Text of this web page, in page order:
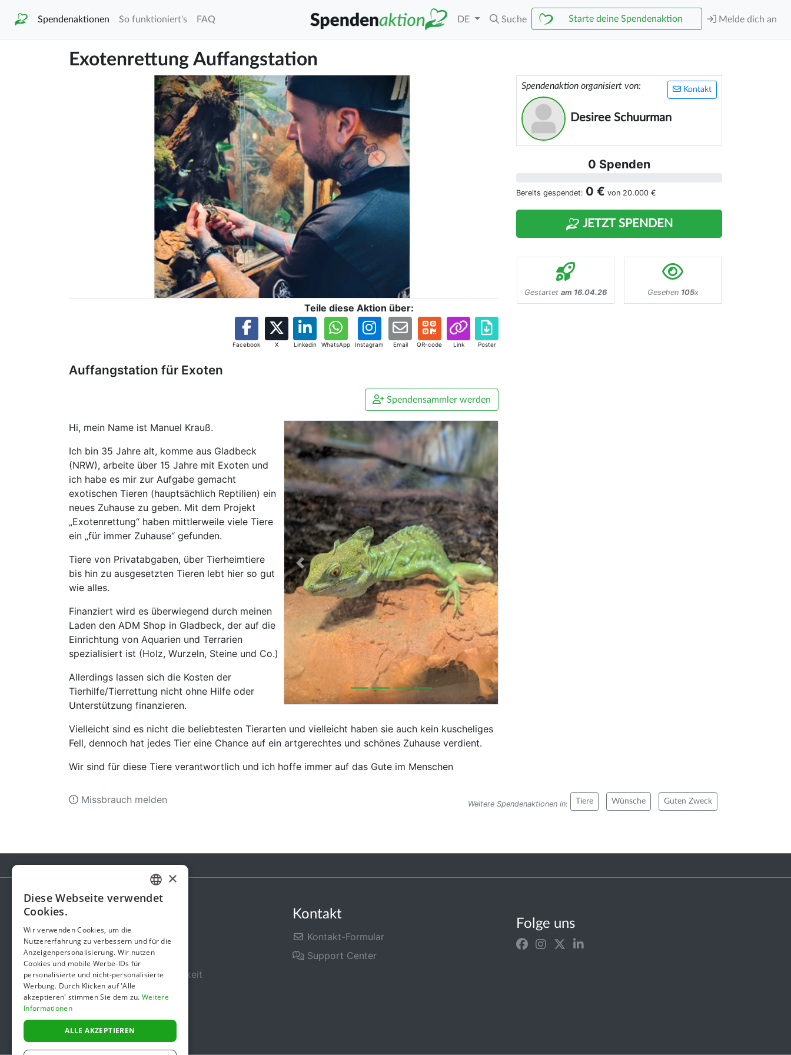
Spendenaktionen So funktioniert's FAQ DE Suche Starte deine Spendenaktion Melde dich an
Exotenrettung Auffangstation
Teile diese Aktion über:
Facebook X Linkedin WhatsApp Instagram Email QR-code Link Poster
Auffangstation für Exoten
Spendensammler werden
Previous Next
Hi, mein Name ist Manuel Krauß.
Ich bin 35 Jahre alt, komme aus Gladbeck
(NRW), arbeite über 15 Jahre mit Exoten und
ich habe es mir zur Aufgabe gemacht
exotischen Tieren (hauptsächlich Reptilien) ein
neues Zuhause zu geben. Mit dem Projekt
„Exotenrettung“ haben mittlerweile viele Tiere
ein „für immer Zuhause“ gefunden.
Tiere von Privatabgaben, über Tierheimtiere
bis hin zu ausgesetzten Tieren lebt hier so gut
wie alles.
Finanziert wird es überwiegend durch meinen
Laden den ADM Shop in Gladbeck, der auf die
Einrichtung von Aquarien und Terrarien
spezialisiert ist (Holz, Wurzeln, Steine und Co.)
Allerdings lassen sich die Kosten der
Tierhilfe/Tierrettung nicht ohne Hilfe oder
Unterstützung finanzieren.
Vielleicht sind es nicht die beliebtesten Tierarten und vielleicht haben sie auch kein kuscheliges
Fell, dennoch hat jedes Tier eine Chance auf ein artgerechtes und schönes Zuhause verdient.
Wir sind für diese Tiere verantwortlich und ich hoffe immer auf das Gute im Menschen
Kontakt
Spendenaktion organisiert von:
Desiree Schuurman
0 Spenden
Bereits gespendet: 0 € von 20.000 €
JETZT SPENDEN
Gestartet am 16.04.26 Gesehen 105x
Weitere Spendenaktionen in: Tiere Wünsche Guten Zweck
Missbrauch melden
Gebühren
Über uns
Sicherheit und Zuverlässigkeit
Nutzungsbedingungen
Datenschutz
Impressum
Kontakt
Kontakt-Formular
Support Center
Folge uns
GERMAN
×
Diese Webseite verwendet
Cookies.
Wir verwenden Cookies, um die
Nutzererfahrung zu verbessern und für die
Anzeigenpersonalisierung. Wir nutzen
Cookies und mobile Werbe-IDs für
personalisierte und nicht-personalisierte
Werbung. Durch Klicken auf 'Alle
akzeptieren' stimmen Sie dem zu. Weitere
Informationen
ALLE AKZEPTIEREN